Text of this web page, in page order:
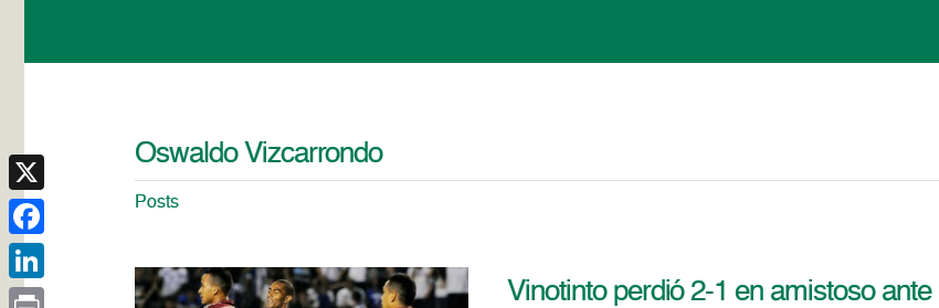
Oswaldo Vizcarrondo
Posts
Vinotinto perdió 2-1 en amistoso
X
Facebook
LinkedIn